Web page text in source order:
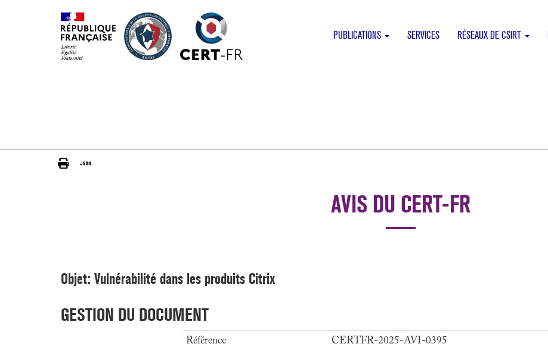
PUBLICATIONS SERVICES RÉSEAUX DE CSIRT
AVIS DU CERT-FR
Objet: Vulnérabilité dans les produits Citrix
GESTION DU DOCUMENT
Référence
CERTFR-2025-AVI-0395